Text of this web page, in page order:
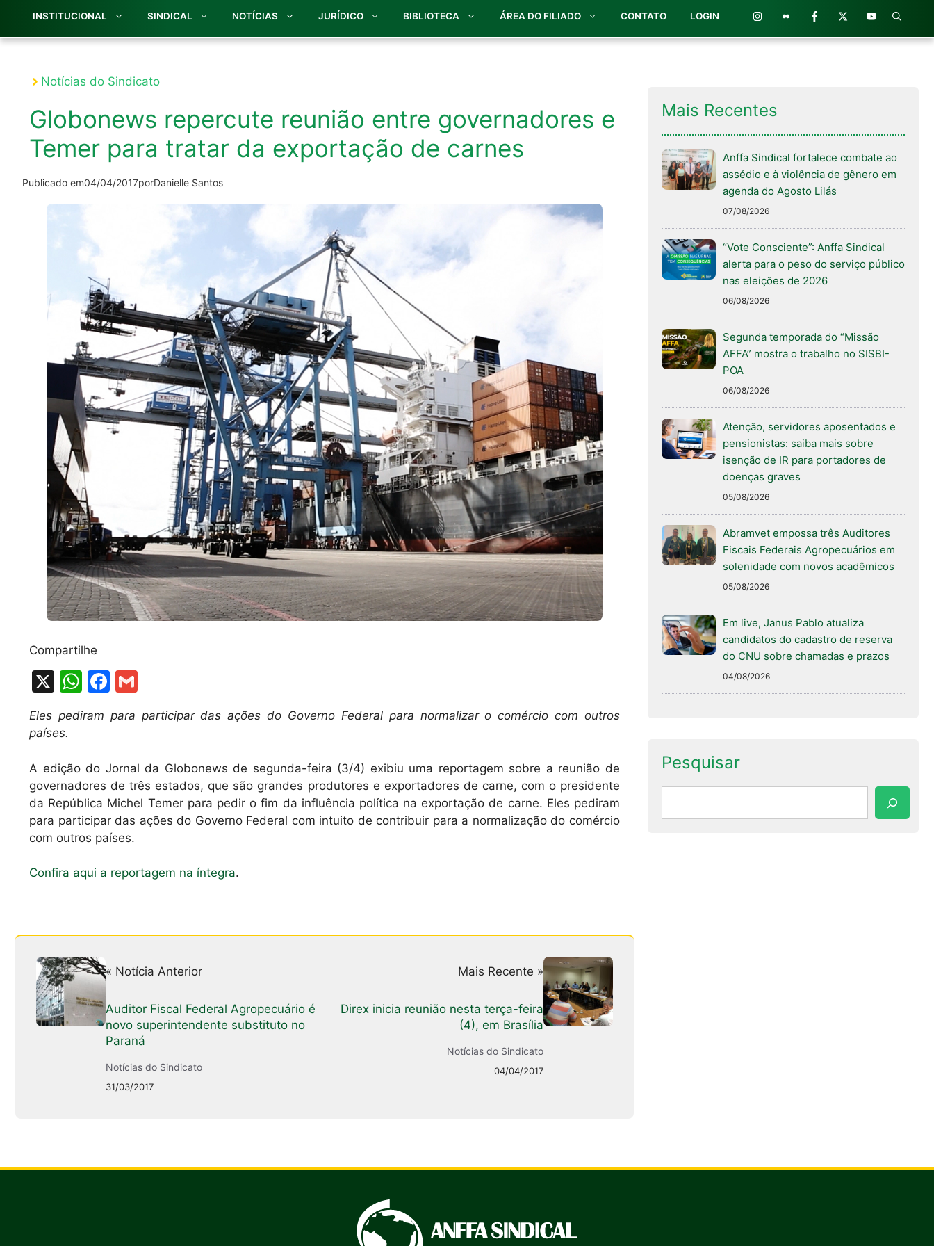
INSTITUCIONAL SINDICAL NOTÍCIAS JURÍDICO BIBLIOTECA ÁREA DO FILIADO CONTATO LOGIN
Notícias do Sindicato
Globonews repercute reunião entre governadores e
Temer para tratar da exportação de carnes
Publicado em04/04/2017porDanielle Santos
Compartilhe
X
W
h
at
A
p
p
F
c
b
o
o
k
ai
Eles pediram para participar das ações do Governo Federal para normalizar o comércio com outros
países.
A edição do Jornal da Globonews de segunda-feira (3/4) exibiu uma reportagem sobre a reunião de
governadores de três estados, que são grandes produtores e exportadores de carne, com o presidente
da República Michel Temer para pedir o fim da influência política na exportação de carne. Eles pediram
para participar das ações do Governo Federal com intuito de contribuir para a normalização do comércio
com outros países.
Confira aqui a reportagem na íntegra.
« Notícia Anterior
Auditor Fiscal Federal Agropecuário é
novo superintendente substituto no
Paraná
Notícias do Sindicato
31/03/2017
Mais Recente »
Direx inicia reunião nesta terça-feira
(4), em Brasília
Notícias do Sindicato
04/04/2017
Mais Recentes
Anffa Sindical fortalece combate ao
assédio e à violência de gênero em
agenda do Agosto Lilás
07/08/2026
“Vote Consciente”: Anffa Sindical
alerta para o peso do serviço público
nas eleições de 2026
06/08/2026
Segunda temporada do “Missão
AFFA” mostra o trabalho no SISBI-
POA
06/08/2026
Atenção, servidores aposentados e
pensionistas: saiba mais sobre
isenção de IR para portadores de
doenças graves
05/08/2026
Abramvet empossa três Auditores
Fiscais Federais Agropecuários em
solenidade com novos acadêmicos
05/08/2026
Em live, Janus Pablo atualiza
candidatos do cadastro de reserva
do CNU sobre chamadas e prazos
04/08/2026
Pesquisar